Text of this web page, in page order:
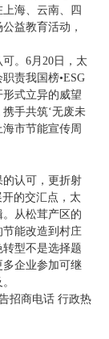
海、云南、四
益教育活动，
。6月20日，太
责我国榜•ESG
式立异的威望
手共筑‘无废未
市节能宣传周
认可，更折射
的交汇点，太
从松茸产区的
能改造到村庄
型不是选择题
企业参加可继
招商电话 行政热